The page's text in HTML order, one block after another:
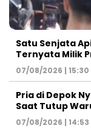
Satu Senjata
Ternyata Milik
07/08/2026 | 15:30
Pria di Depok
Saat Tutup
07/08/2026 | 14:53